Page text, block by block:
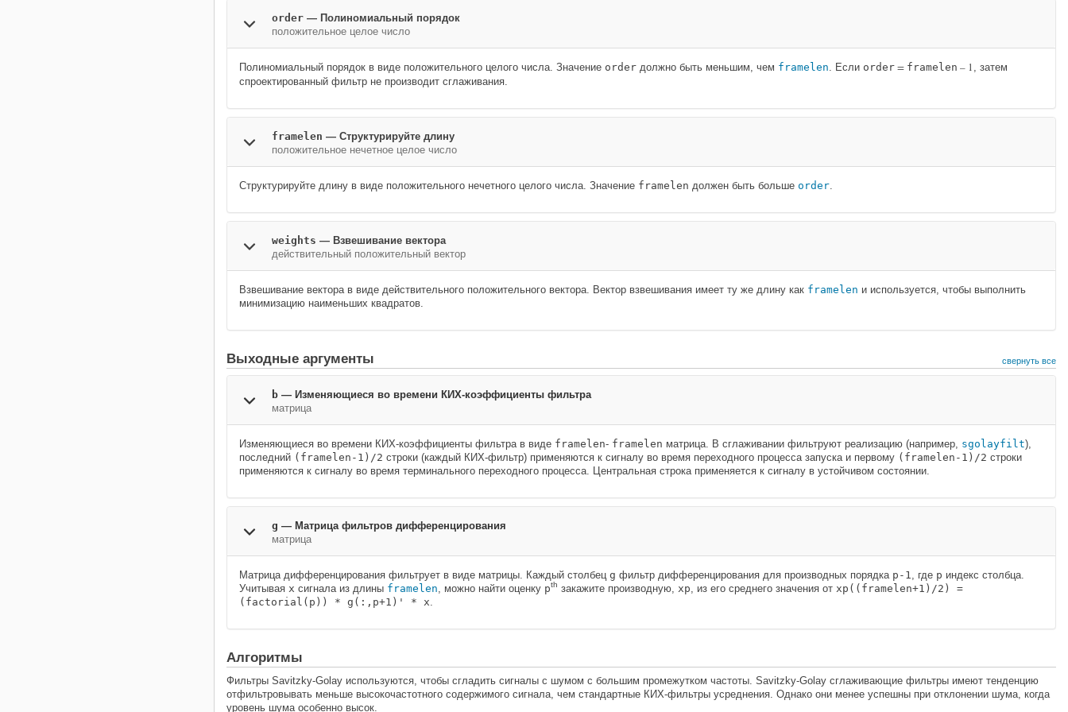
order — Полиномиальный порядок
положительное целое число
Полиномиальный порядок в виде положительного целого числа. Значение order должно быть меньшим, чем framelen. Если order = framelen – 1 , затем
спроектированный фильтр не производит сглаживания.
framelen — Структурируйте длину
положительное нечетное целое число
Структурируйте длину в виде положительного нечетного целого числа. Значение framelen должен быть больше order.
weights — Взвешивание вектора
действительный положительный вектор
Взвешивание вектора в виде действительного положительного вектора. Вектор взвешивания имеет ту же длину как framelen и используется, чтобы выполнить
минимизацию наименьших квадратов.
Выходные аргументы свернуть все
b — Изменяющиеся во времени КИХ-коэффициенты фильтра
матрица
Изменяющиеся во времени КИХ-коэффициенты фильтра в виде framelen- framelen матрица. В сглаживании фильтруют реализацию (например, sgolayfilt),
последний (framelen-1)/2 строки (каждый КИХ-фильтр) применяются к сигналу во время переходного процесса запуска и первому (framelen-1)/2 строки
применяются к сигналу во время терминального переходного процесса. Центральная строка применяется к сигналу в устойчивом состоянии.
g — Матрица фильтров дифференцирования
матрица
Матрица дифференцирования фильтрует в виде матрицы. Каждый столбец g фильтр дифференцирования для производных порядка p-1, где p индекс столбца.
Учитывая x сигналаиз длины framelen, можно найти оценку pth закажите производную, xp, из его среднего значения от xp((framelen+1)/2) =
(factorial(p)) * g(:,p+1)' * x.
Алгоритмы
Фильтры Savitzky-Golay используются, чтобы сгладить сигналы с шумом с большим промежутком частоты. Savitzky-Golay сглаживающие фильтры имеют тенденцию
отфильтровывать меньше высокочастотного содержимого сигнала, чем стандартные КИХ-фильтры усреднения. Однако они менее успешны при отклонении шума, когда
уровень шума особенно высок.